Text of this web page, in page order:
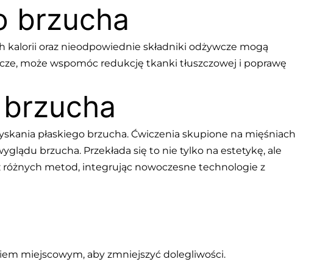
brzucha
kalorii oraz nieodpowiednie składniki odżywcze mogą
może wspomóc redukcję tkanki tłuszczowej i poprawę
płaskiego brzucha. Ćwiczenia skupione na mięśniach
brzucha. Przekłada się to nie tylko na estetykę, ale
różnych metod, integrując nowoczesne technologie z
miejscowym, aby zmniejszyć dolegliwości.